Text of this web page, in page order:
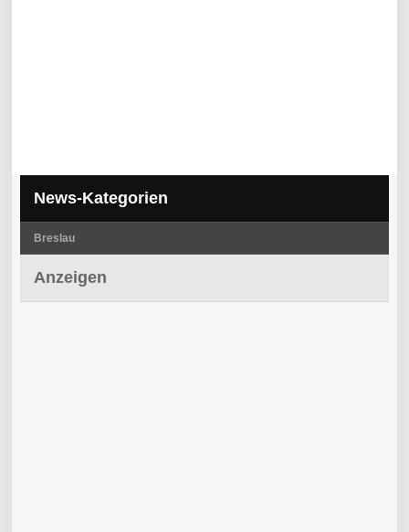
News-Kategorien
Breslau
Anzeigen